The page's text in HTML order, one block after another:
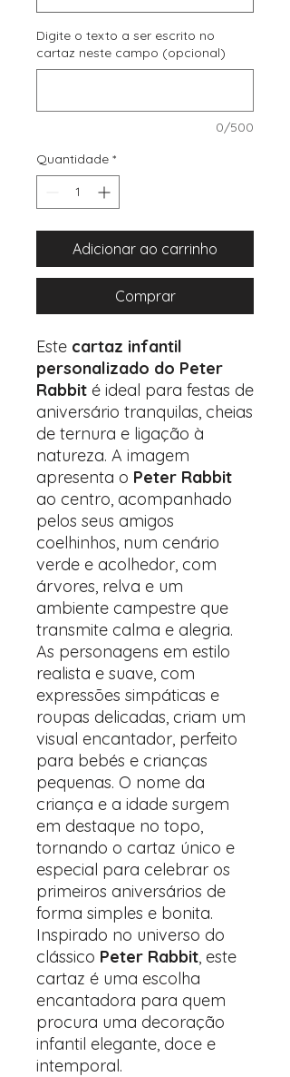
Digite o texto a ser escrito no
cartaz neste campo (opcional)
0/500
Quantidade *
Adicionar ao carrinho
Comprar
Este cartaz infantil
personalizado do Peter
Rabbit é ideal para festas de
aniversário tranquilas, cheias
de ternura e ligação à
natureza. A imagem
apresenta o Peter Rabbit
ao centro, acompanhado
pelos seus amigos
coelhinhos, num cenário
verde e acolhedor, com
árvores, relva e um
ambiente campestre que
transmite calma e alegria.
As personagens em estilo
realista e suave, com
expressões simpáticas e
roupas delicadas, criam um
visual encantador, perfeito
para bebés e crianças
pequenas. O nome da
criança e a idade surgem
em destaque no topo,
tornando o cartaz único e
especial para celebrar os
primeiros aniversários de
forma simples e bonita.
Inspirado no universo do
clássico Peter Rabbit, este
cartaz é uma escolha
encantadora para quem
procura uma decoração
infantil elegante, doce e
intemporal.